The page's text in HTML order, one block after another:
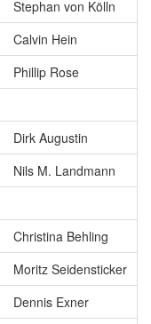
Stephan von Kölln
Calvin Hein
Phillip Rose
Dirk Augustin
Nils M. Landmann
Christina Behling
Moritz Seidensticker
Dennis Exner